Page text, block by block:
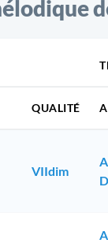
QUALITÉ
VIIdim